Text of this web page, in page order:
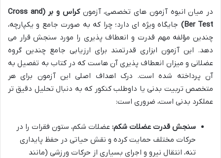
در میان انبوه آزمون های تخصصی، آزمون
کراس و بر (Cross and
Ber Test)
جایگاه ویژه ای دارد؛ چرا که به صورت جامع و یکپارچه،
چندین مؤلفه مهم قدرت و انعطاف پذیری را مورد سنجش قرار می
دهد. این آزمون ابزاری قدرتمند برای ارزیابی جامع چندین گروه
عضلانی و میزان انعطاف پذیری آن هاست که در کتاب به تفصیل به
آن پرداخته شده است. درک اهداف اصلی این آزمون برای هر
متخصص تربیت بدنی یا داوطلب کنکور که به دنبال تحلیل دقیق تر
عملکرد بدنی است، ضروری است:
سنجش قدرت عضلات شکم: عضلات شکم، ستون فقرات را در
حرکات مختلف حمایت کرده و نقش حیاتی در حفظ پایداری
تنه، انتقال نیرو و اجرای بسیاری از حرکات ورزشی (مانند